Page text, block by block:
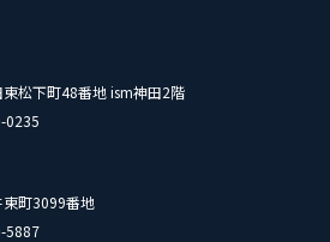
松下町48番地 ism神田2階
0235
町3099番地
5887